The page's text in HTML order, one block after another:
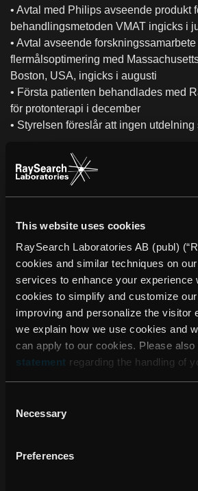
This website uses cookies
RaySearch Laboratories AB (publ)
cookies and similar techniques on
services to enhance your experience
cookies to simplify and customize
improving and personalize the visitor
we explain how we use cookies and
can apply to our cookies. Please also
statement regarding the handling of
Selection
Necessary
Preferences
• Avtal med Philips avseende produkt
behandlingsmetoden VMAT ingicks i
• Avtal avseende
flermålsoptimering med
Boston, USA, ingicks i augusti
• Första patienten behandlades med
för protonterapi i december
• Styrelsen föreslår att ingen utdelning
EFTER PERIODENS UTGÅNG
• Samarbetet med Nucletron
FDA-godkännande i januari och kan
”Det är mycket glädjande att 2008
RaySearchs omsättningsmässigt
Därmed återhämtades nästan hela
försäljningsmässigt svaga andra och
säger Johan Löf, VD för RaySearch.
”2009 kommer att bli ett rekordår vad
våra fem partners. Antalet produkter
förväntas därmed nästintill fördubblas